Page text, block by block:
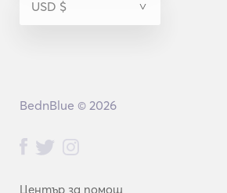
Център за помощ
BednBlue © 2026